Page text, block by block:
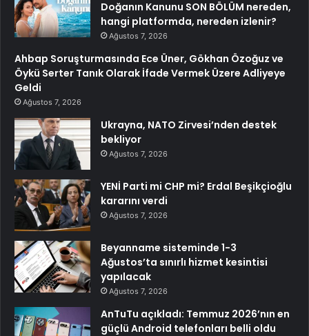
Doğanın Kanunu SON BÖLÜM nereden,
hangi platformda, nereden izlenir?
Ağustos 7, 2026
Ahbap Soruşturmasında Ece Üner, Gökhan Özoğuz ve
Öykü Serter Tanık Olarak İfade Vermek Üzere Adliyeye
Geldi
Ağustos 7, 2026
Ukrayna, NATO Zirvesi’nden destek
bekliyor
Ağustos 7, 2026
YENİ Parti mi CHP mi? Erdal Beşikçioğlu
kararını verdi
Ağustos 7, 2026
Beyanname sisteminde 1-3
Ağustos’ta sınırlı hizmet kesintisi
yapılacak
Ağustos 7, 2026
AnTuTu açıkladı: Temmuz 2026’nın en
güçlü Android telefonları belli oldu